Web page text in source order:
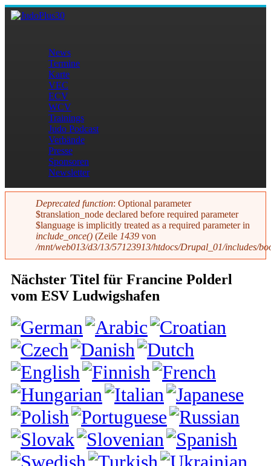
Direkt zum Inhalt
JudoPlus30
Hauptmenü
News
Termine
Karte
VEC
ECV
WCV
Trainings
Judo Podcast
Verbände
Presse
Sponsoren
Newsletter
Fehlermeldung
Deprecated function: Optional parameter
$translation_node declared before required parameter
$language is implicitly treated as a required parameter in
include_once() (Zeile 1439 von
/mnt/web013/d3/13/57123913/htdocs/Drupal_01/includes/
Nächster Titel für Francine Polderl
vom ESV Ludwigshafen